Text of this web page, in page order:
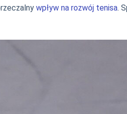
wpływ na rozwój tenisa.